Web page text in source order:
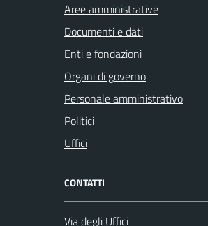
Aree amministrative
Documenti e dati
Enti e fondazioni
Organi di governo
Personale amministrativo
Politici
Uffici
CONTATTI
Via degli Uffici